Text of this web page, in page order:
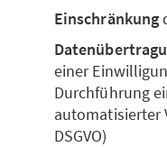
Einschränkung
einer
Durchführung
automatisierter
DSGVO)